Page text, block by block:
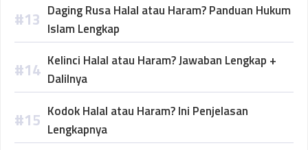
Daging Rusa Halal atau Haram? Panduan Hukum
Islam Lengkap
Kelinci Halal atau Haram? Jawaban Lengkap +
Dalilnya
Kodok Halal atau Haram? Ini Penjelasan
Lengkapnya